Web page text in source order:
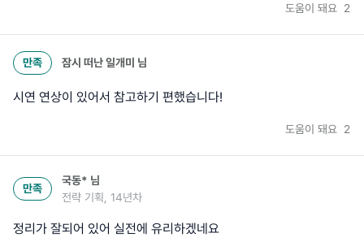
도움이 돼요 2
만족 잠시 떠난 일개미 님
시연 연상이 있어서 참고하기 편했습니다!
도움이 돼요 2
만족
국동* 님
전략 기획, 14년차
정리가 잘되어 있어 실전에 유리하겠네요